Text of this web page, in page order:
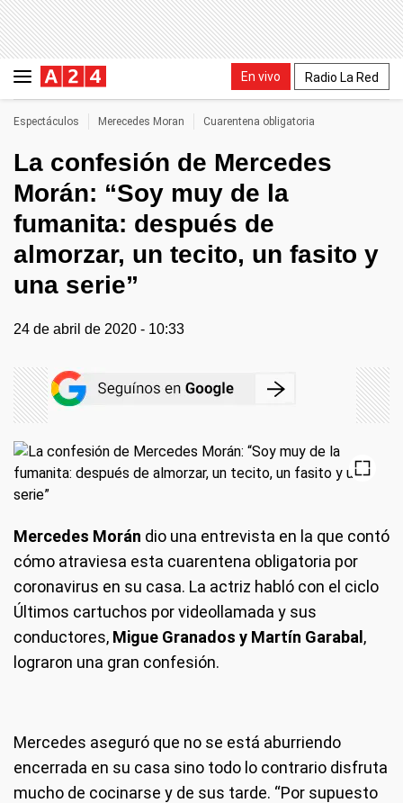
En vivo Radio La Red
Espectáculos Merecedes Moran Cuarentena obligatoria
La confesión de Mercedes
Morán: “Soy muy de la
fumanita: después de
almorzar, un tecito, un fasito y
una serie”
24 de abril de 2020 - 10:33
Mercedes Morán dio una entrevista en la que contó
cómo atraviesa esta cuarentena obligatoria por
coronavirus en su casa. La actriz habló con el ciclo
Últimos cartuchos por videollamada y sus
conductores, Migue Granados y Martín Garabal ,
lograron una gran confesión.
Mercedes aseguró que no se está aburriendo
encerrada en su casa sino todo lo contrario disfruta
mucho de cocinarse y de sus tarde. “Por supuesto